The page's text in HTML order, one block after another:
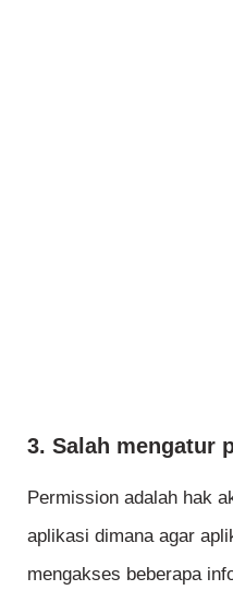
3. Salah mengatur
Permission adalah hak
aplikasi dimana agar
mengakses beberapa